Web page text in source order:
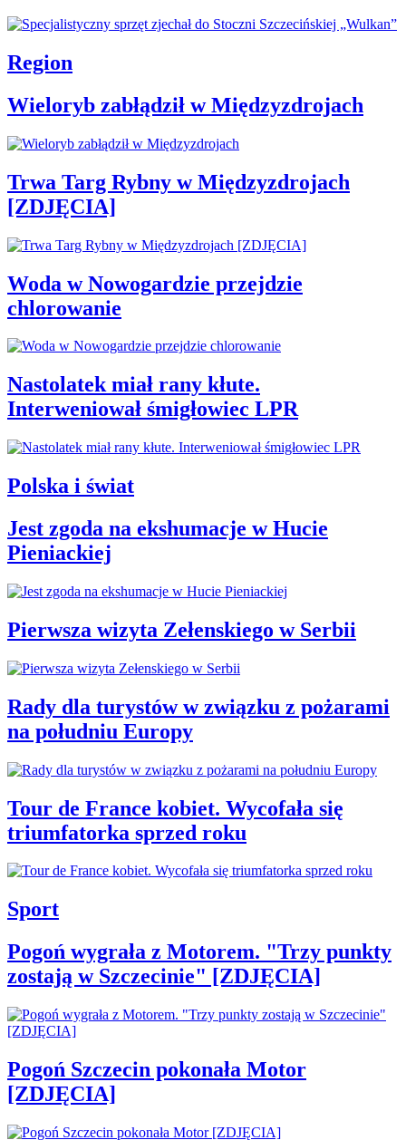
Region
Wieloryb zabłądził w Międzyzdrojach
Trwa Targ Rybny w Międzyzdrojach
[ZDJĘCIA]
Woda w Nowogardzie przejdzie
chlorowanie
Nastolatek miał rany kłute.
Interweniował śmigłowiec LPR
Polska i świat
Jest zgoda na ekshumacje w Hucie
Pieniackiej
Pierwsza wizyta Zełenskiego w Serbii
Rady dla turystów w związku z pożarami
na południu Europy
Tour de France kobiet. Wycofała się
triumfatorka sprzed roku
Sport
Pogoń wygrała z Motorem. "Trzy punkty
zostają w Szczecinie" [ZDJĘCIA]
Pogoń Szczecin pokonała Motor
[ZDJĘCIA]